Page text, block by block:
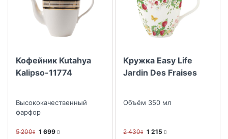
Кофейник Kutahya
Kalipso-11774
Высококачественный
фарфор
5 200 1 699
Кружка Easy Life
Jardin Des Fraises
Объём 350 мл
2 430 1 215